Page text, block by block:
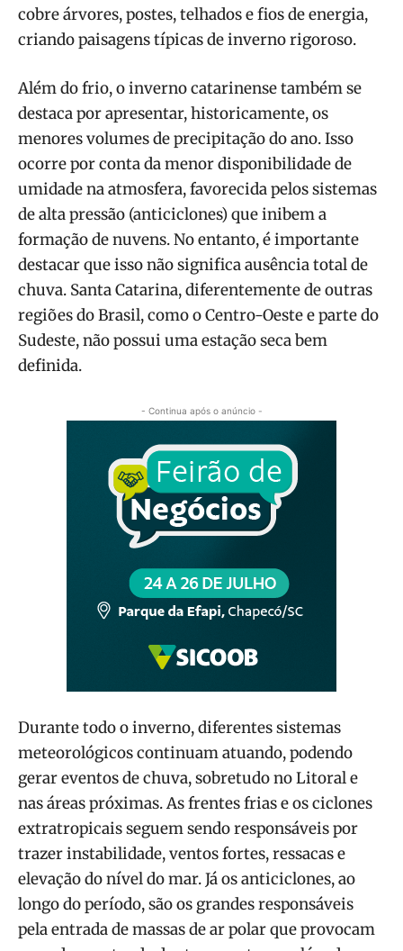
cobre árvores, postes, telhados e fios de energia,
criando paisagens típicas de inverno rigoroso.
Além do frio, o inverno catarinense também se
destaca por apresentar, historicamente, os
menores volumes de precipitação do ano. Isso
ocorre por conta da menor disponibilidade de
umidade na atmosfera, favorecida pelos sistemas
de alta pressão (anticiclones) que inibem a
formação de nuvens. No entanto, é importante
destacar que isso não significa ausência total de
chuva. Santa Catarina, diferentemente de outras
regiões do Brasil, como o Centro-Oeste e parte do
Sudeste, não possui uma estação seca bem
definida.
- Continua após o anúncio -
Durante todo o inverno, diferentes sistemas
meteorológicos continuam atuando, podendo
gerar eventos de chuva, sobretudo no Litoral e
nas áreas próximas. As frentes frias e os ciclones
extratropicais seguem sendo responsáveis por
trazer instabilidade, ventos fortes, ressacas e
elevação do nível do mar. Já os anticiclones, ao
longo do período, são os grandes responsáveis
pela entrada de massas de ar polar que provocam